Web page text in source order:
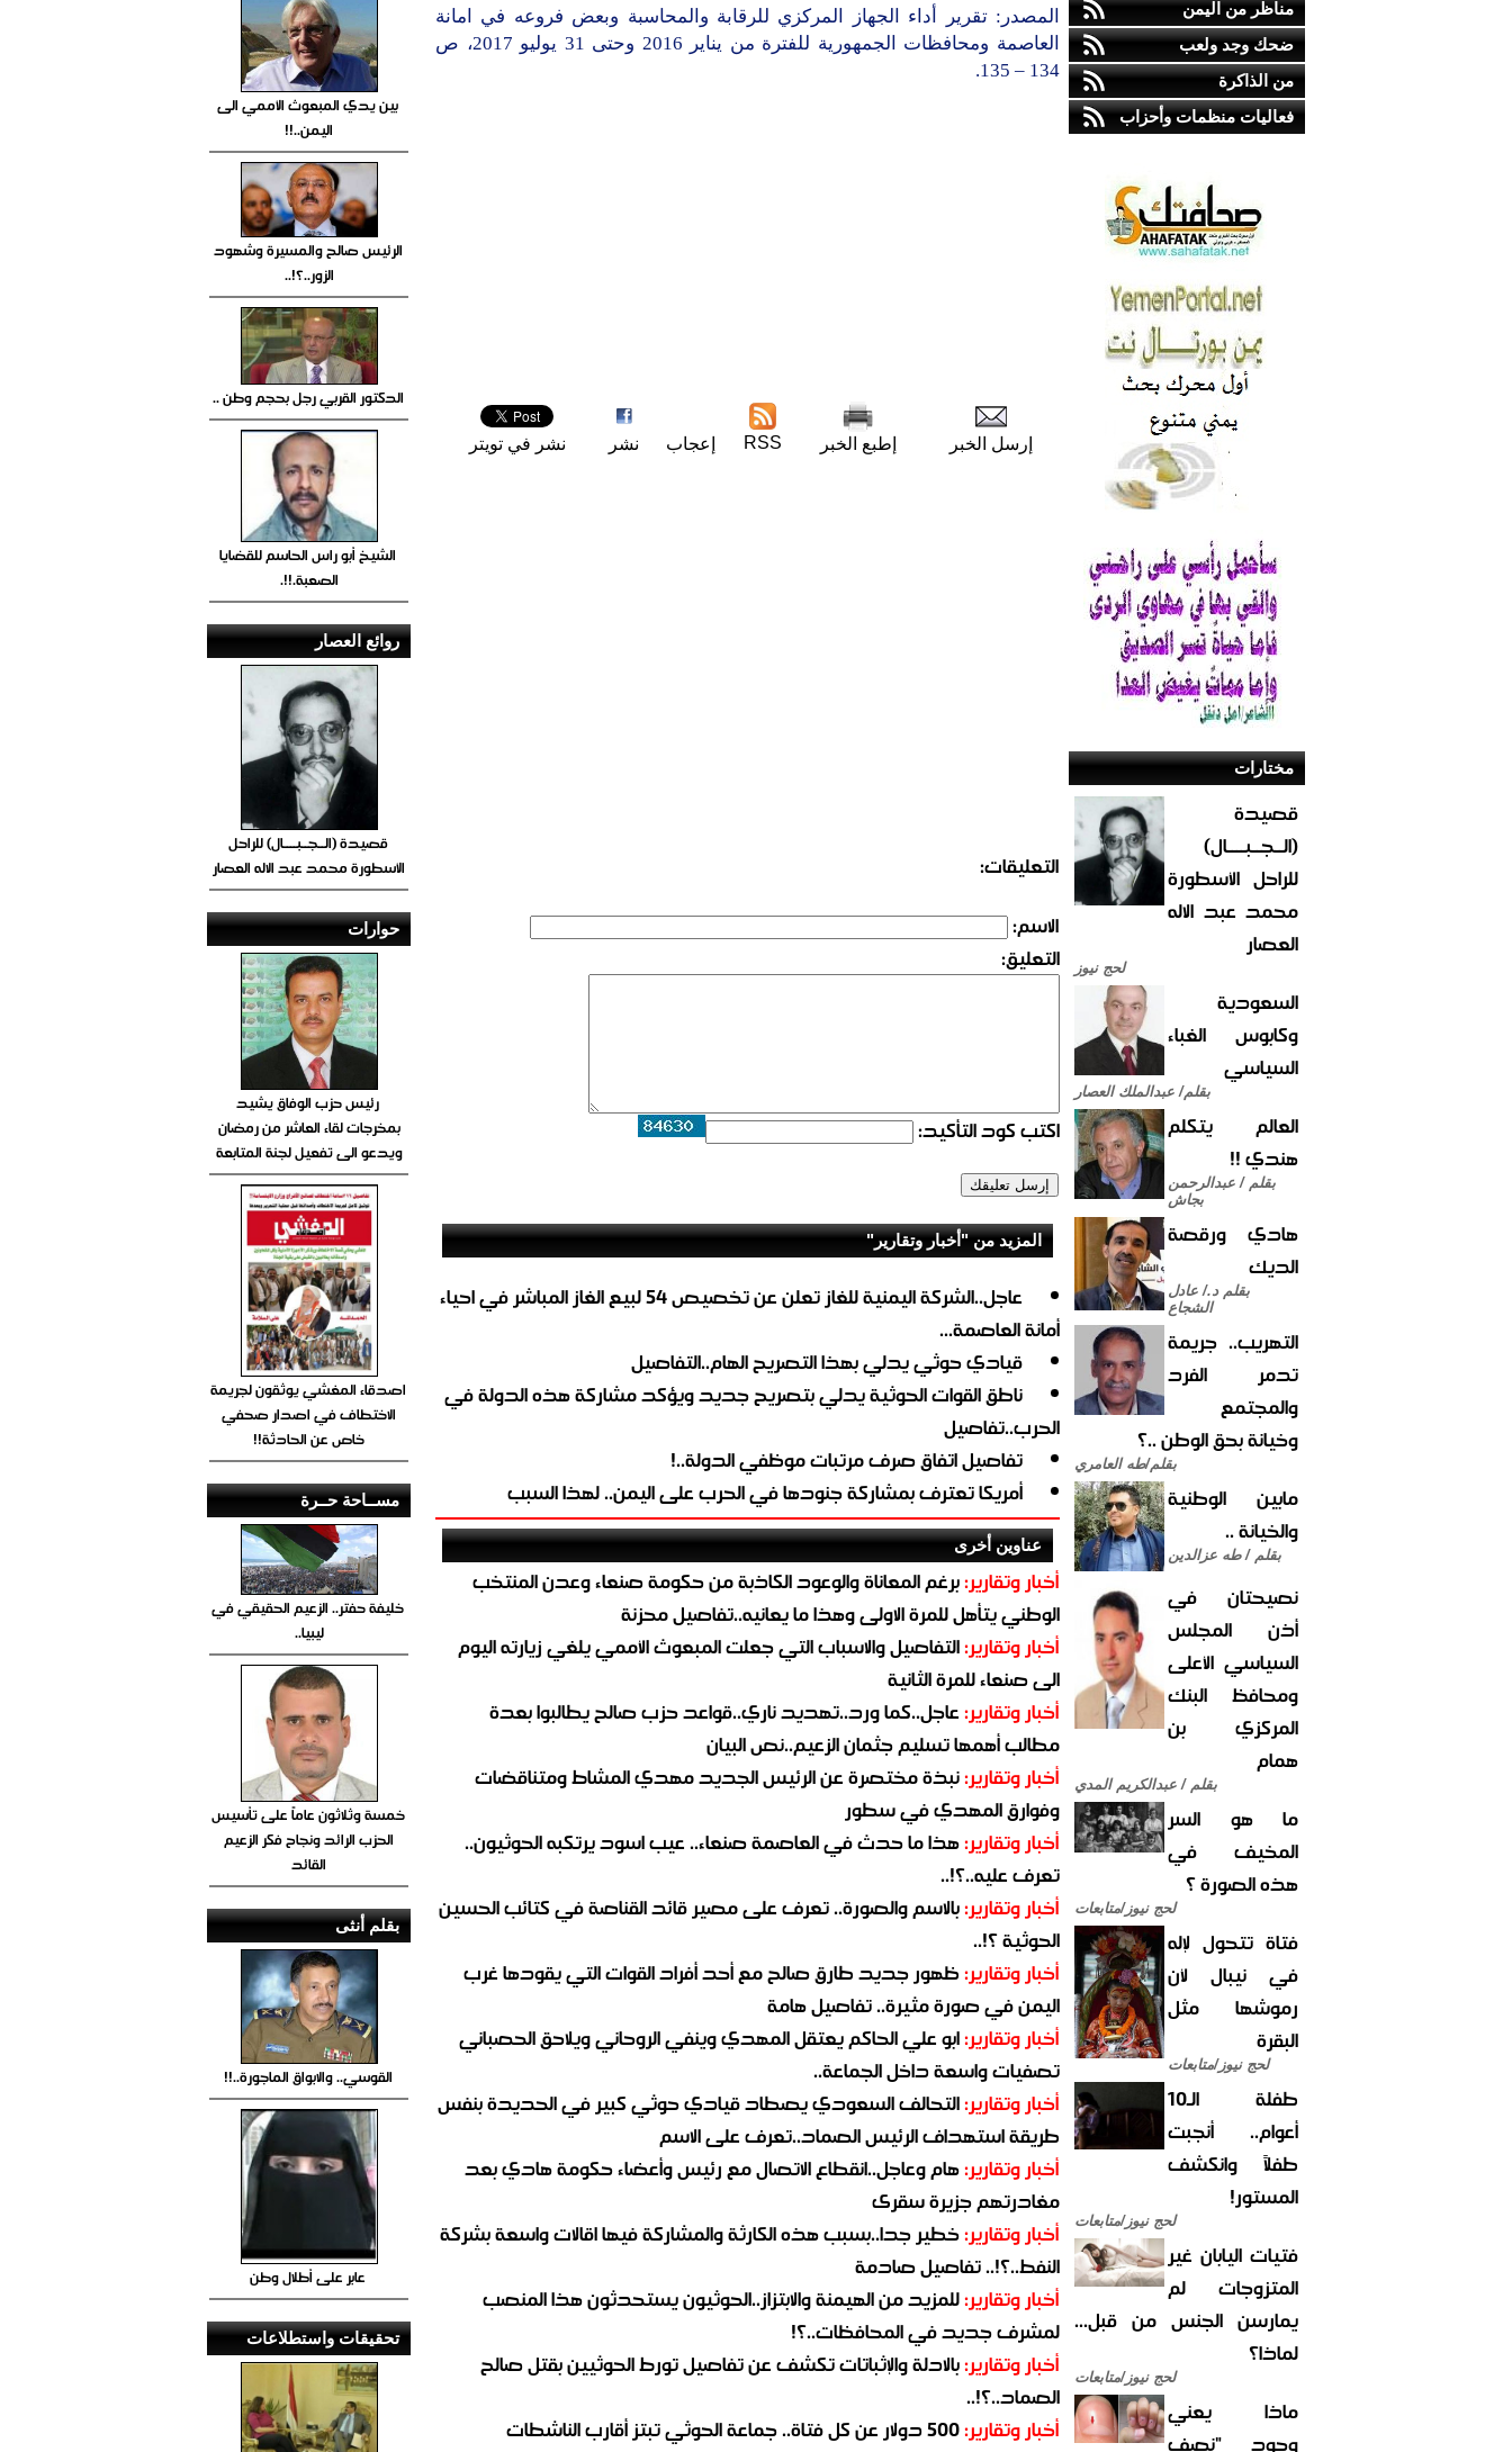
مناظر من اليمن
ضحك وجد ولعب
من الذاكرة
فعاليات منظمات وأحزاب
مختارات
قصيدة
(الــجــبــــال)
للراحل الأسطورة
محمد عبد الاله
العصار
لحج نيوز
السعودية
وكابوس الغباء
السياسي
بقلم/ عبدالملك العصار
العالم يتكلم
هندي !!
بقلم / عبدالرحمن
بجاش
هادي ورقصة
الديك
بقلم د./ عادل
الشجاع
التهريب.. جريمة
تدمر الفرد
والمجتمع
وخيانة بحق الوطن ..؟
بقلم/طه العامري
مابين الوطنية
والخيانة ..
بقلم / طه عزالدين
نصيحتان في
أذن المجلس
السياسي الأعلى
ومحافظ البنك
المركزي بن
همام
بقلم / عبدالكريم المدي
ما هو السر
المخيف في
هذه الصورة ؟
لحج نيوز/متابعات
فتاة تتحول لإله
في نيبال لأن
رموشها مثل
البقرة
لحج نيوز/متابعات
طفلة الـ10
أعوام.. أنجبت
طفلاً وانكشف
المستور!
لحج نيوز/متابعات
فتيات اليابان غير
المتزوجات لم
يمارسن الجنس من قبل...
لماذا؟
لحج نيوز/متابعات
ماذا يعني
وجود "نصف
المصدر: تقرير أداء الجهاز المركزي للرقابة والمحاسبة وبعض فروعه في امانة
العاصمة ومحافظات الجمهورية للفترة من يناير 2016 وحتى 31 يوليو 2017، ص
134 – 135.
إرسل الخبر إطبع الخبر RSS إعجاب نشر نشر في تويتر
التعليقات:
الاسم:
التعليق:
اكتب كود التأكيد:
المزيد من "أخبار وتقارير"
عاجل..الشركة اليمنية للغاز تعلن عن تخصيص 54 لبيع الغاز المباشر في احياء
أمانة العاصمة...
قيادي حوثي يدلي بهذا التصريح الهام..التفاصيل
ناطق القوات الحوثية يدلي بتصريح جديد ويؤكد مشاركة هذه الدولة في
الحرب..تفاصيل
تفاصيل اتفاق صرف مرتبات موظفي الدولة..!
أمريكا تعترف بمشاركة جنودها في الحرب على اليمن.. لهذا السبب
عناوين أخرى
أخبار وتقارير:برغم المعاناة والوعود الكاذبة من حكومة صنعاء وعدن المنتخب
الوطني يتأهل للمرة الاولى وهذا ما يعانيه..تفاصيل محزنة
أخبار وتقارير:التفاصيل والاسباب التي جعلت المبعوث الأممي يلغي زيارته اليوم
الى صنعاء للمرة الثانية
أخبار وتقارير:عاجل..كما ورد..تهديد ناري..قواعد حزب صالح يطالبوا بعدة
مطالب أهمها تسليم جثمان الزعيم..نص البيان
أخبار وتقارير:نبذة مختصرة عن الرئيس الجديد مهدي المشاط ومتناقضات
وفوارق المهدي في سطور
أخبار وتقارير:هذا ما حدث في العاصمة صنعاء.. عيب اسود يرتكبه الحوثيون..
تعرف عليه..؟!..
أخبار وتقارير:بالاسم والصورة.. تعرف على مصير قائد القناصة في كتائب الحسين
الحوثية ؟!..
أخبار وتقارير:ظهور جديد طارق صالح مع أحد أفراد القوات التي يقودها غرب
اليمن في صورة مثيرة.. تفاصيل هامة
أخبار وتقارير:ابو علي الحاكم يعتقل المهدي وينفي الروحاني ويلاحق الحصباني
تصفيات واسعة داخل الجماعة..
أخبار وتقارير:التحالف السعودي يصطاد قيادي حوثي كبير في الحديدة بنفس
طريقة استهداف الرئيس الصماد..تعرف على الاسم
أخبار وتقارير:هام وعاجل..انقطاع الاتصال مع رئيس وأعضاء حكومة هادي بعد
مغادرتهم جزيرة سقرى
أخبار وتقارير:خطير جدا..بسبب هذه الكارثة والمشاركة فيها اقالات واسعة بشركة
النفط..؟!.. تفاصيل صادمة
أخبار وتقارير:للمزيد من الهيمنة والابتزاز..الحوثيون يستحدثون هذا المنصب
لمشرف جديد في المحافظات..؟!
أخبار وتقارير:بالادلة والإثباتات تكشف عن تفاصيل تورط الحوثيين بقتل صالح
الصماد..؟!..
أخبار وتقارير:
500 دولار عن كل فتاة.. جماعة الحوثي تبتز أقارب الناشطات
بين يدي المبعوث الأممي الى
اليمن..!!
الرئيس صالح والمسيرة وشهود
الزور..؟!..
الدكتور القربي رجل بحجم وطن ..
الشيخ أبو راس الحاسم للقضايا
الصعبة.!!.
روائع العصار
قصيدة (الــجــبــــال) للراحل
الأسطورة محمد عبد الاله العصار
حوارات
رئيس حزب الوفاق يشيد
بمخرجات لقاء العاشر من رمضان
ويدعو الى تفعيل لجنة المتابعة
اصدقاء المغشي يوثقون لجريمة
الاختطاف في اصدار صحفي
خاص عن الحادثة!!
مســاحة حــرة
خليفة حفتر.. الزعيم الحقيقي في
ليبيا..
خمسة وثلاثون عاماً على تأسيس
الحزب الرائد ونجاح فكر الزعيم
القائد
بقلم أنثى
القوسي.. والابواق الماجورة..!!
عابر على أطلال وطن
تحقيقات واستطلاعات